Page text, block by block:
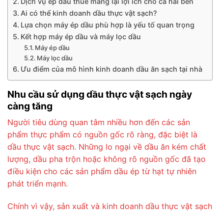
Ai có thể kinh doanh dầu thực vật sạch?
Lựa chọn máy ép dầu phù hợp là yếu tố quan trọng
Kết hợp máy ép dầu và máy lọc dầu
Máy ép dầu
Máy lọc dầu
Ưu điểm của mô hình kinh doanh dầu ăn sạch tại nhà
Nhu cầu sử dụng dầu thực vật sạch ngày
càng tăng
Người tiêu dùng quan tâm nhiều hơn đến các sản
phẩm thực phẩm có nguồn gốc rõ ràng, đặc biệt là
dầu thực vật sạch. Những lo ngại về dầu ăn kém chất
lượng, dầu pha trộn hoặc không rõ nguồn gốc đã tạo
điều kiện cho các sản phẩm dầu ép từ hạt tự nhiên
phát triển mạnh.
Chính vì vậy, sản xuất và kinh doanh dầu thực vật sạch